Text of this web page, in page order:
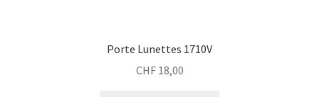
Porte Lunettes 1710V
CHF18,00